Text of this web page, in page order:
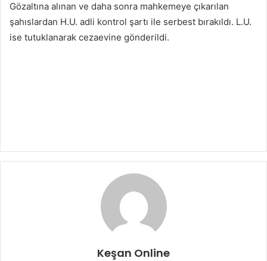
Gözaltına alınan ve daha sonra mahkemeye çıkarılan
şahıslardan H.U. adli kontrol şartı ile serbest bırakıldı. L.U.
ise tutuklanarak cezaevine gönderildi.
Keşan Online